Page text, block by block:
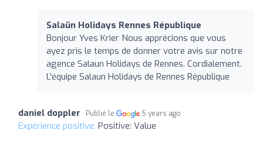
Salaün Holidays Rennes République
Bonjour Yves Krier Nous apprécions que vous
ayez pris le temps de donner votre avis sur notre
agence Salaun Holidays de Rennes. Cordialement.
L'équipe Salaun Holidays de Rennes République
daniel doppler Publié le 5 years ago
Expérience positive: Positive: Value